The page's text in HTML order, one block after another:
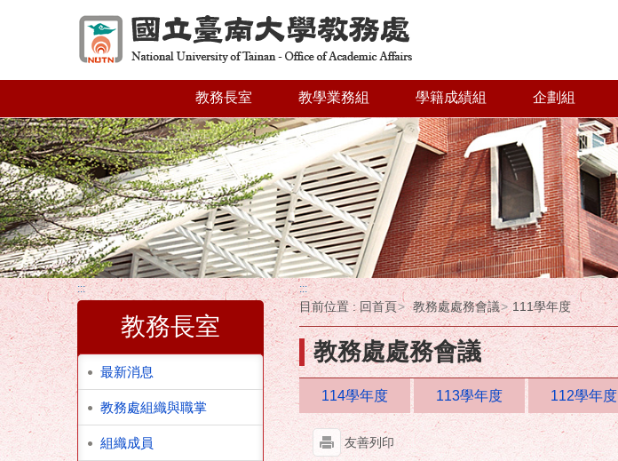
跳到主要內容區塊
教務長室 教學業務組 學籍成績組 企劃組
:::
教務長室
最新消息
教務處組織與職掌
組織成員
:::
目前位置 :回首頁 教務處處務會議 111學年度
教務處處務會議
114學年度 113學年度 112學年度
友善列印